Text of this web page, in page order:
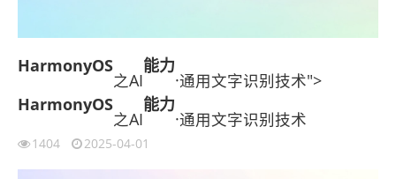
HarmonyOS
之AI
能力
·通用文字识别技术">
HarmonyOS
之AI
能力
·通用文字识别技术
1404 2025-04-01